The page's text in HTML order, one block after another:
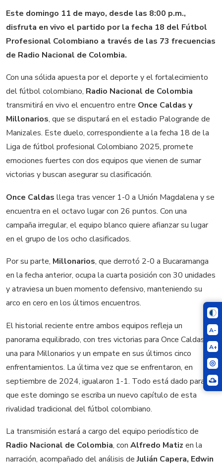
A-
A+
Este domingo 11 de mayo, desde las 8:00 p.m.,
disfruta en vivo el partido por la fecha 18 del Fútbol
Profesional Colombiano a través de las 73 frecuencias
de Radio Nacional de Colombia.
Con una sólida apuesta por el deporte y el fortalecimiento
del fútbol colombiano, Radio Nacional de Colombia
transmitirá en vivo el encuentro entre Once Caldas y
Millonarios, que se disputará en el estadio Palogrande de
Manizales. Este duelo, correspondiente a la fecha 18 de la
Liga de fútbol profesional Colombiano 2025, promete
emociones fuertes con dos equipos que vienen de sumar
victorias y buscan asegurar su clasificación.
Once Caldas llega tras vencer 1-0 a Unión Magdalena y se
encuentra en el octavo lugar con 26 puntos. Con una
campaña irregular, el equipo blanco quiere afianzar su lugar
en el grupo de los ocho clasificados.
Por su parte, Millonarios, que derrotó 2-0 a Bucaramanga
en la fecha anterior, ocupa la cuarta posición con 30 unidades
y atraviesa un buen momento defensivo, manteniendo su
arco en cero en los últimos encuentros.
El historial reciente entre ambos equipos refleja un
panorama equilibrado, con tres victorias para Once Caldas,
una para Millonarios y un empate en sus últimos cinco
enfrentamientos. La última vez que se enfrentaron, en
septiembre de 2024, igualaron 1-1. Todo está dado para
que este domingo se escriba un nuevo capítulo de esta
rivalidad tradicional del fútbol colombiano.
La transmisión estará a cargo del equipo periodístico de
Radio Nacional de Colombia, con Alfredo Matiz en la
narración, acompañado del análisis deJulián Capera, Edwin